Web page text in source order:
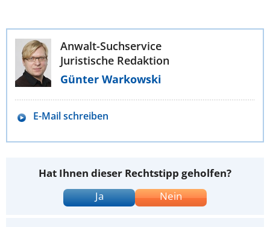
Anwalt-Suchservice
Juristische Redaktion
Günter Warkowski
E-Mail schreiben
Hat Ihnen dieser Rechtstipp geholfen?
Ja
Nein